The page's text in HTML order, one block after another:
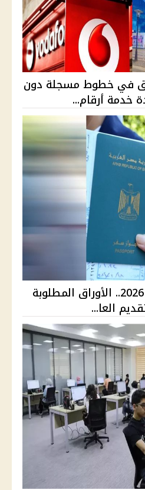
في خطوط مسجلة دون
خدمة أرقام...
استخراج جواز السفر 2026.. الأوراق المطلوبة
العا...